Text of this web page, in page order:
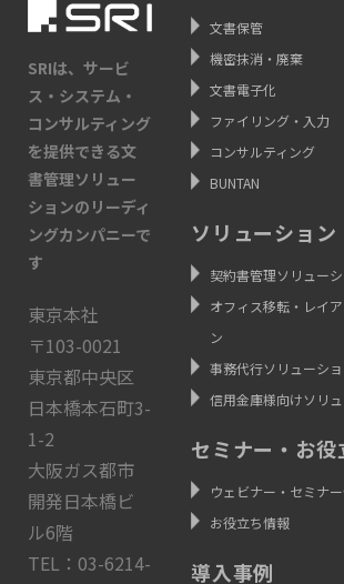
SRIは、サービ
ス・システム・
コンサルティング
を提供できる文
書管理ソリュー
ションのリーディ
ングカンパニーで
す
東京本社
〒103-0021
東京都中央区
日本橋本石町3-
1-2
大阪ガス都市
開発日本橋ビ
ル6階
TEL：03-6214-
文書保管
機密抹消・廃棄
文書電子化
ファイリング・入力
コンサルティング
BUNTAN
ソリューション
契約書管理ソリュー
オフィス移転・レイ
ン
事務代行ソリューシ
信用金庫様向けソリ
セミナー・お
ウェビナー・セミナ
お役立ち情報
導入事例